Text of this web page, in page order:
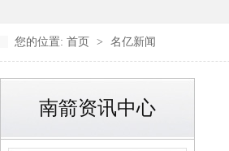
您的位置: 首页 > 名亿新闻
南箭资讯中心